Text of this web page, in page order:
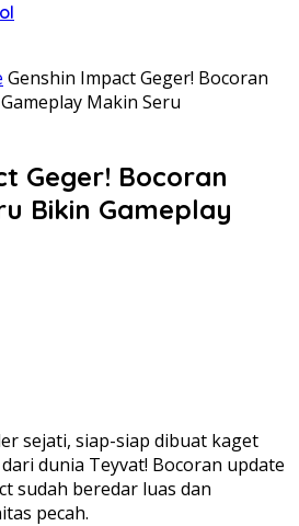
Genshin Impact Geger! Bocoran
Makin Seru
Geger! Bocoran
Bikin Gameplay
sejati, siap-siap dibuat kaget
dunia Teyvat! Bocoran update
sudah beredar luas dan
pecah.